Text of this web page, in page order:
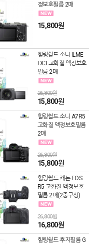
정보호필름 2매
15,800원
힐링쉴드 소니 ILME
FX3 고화질 액정보호
필름 2매
26,800원
15,800원
힐링쉴드 소니 A7R5
고화질 액정보호필름
2매
26,800원
15,800원
힐링쉴드 캐논 EOS
R5 고화질 액정보호
필름 2매(2중구성)
26,800원
16,800원
힐링쉴드 후지필름 G